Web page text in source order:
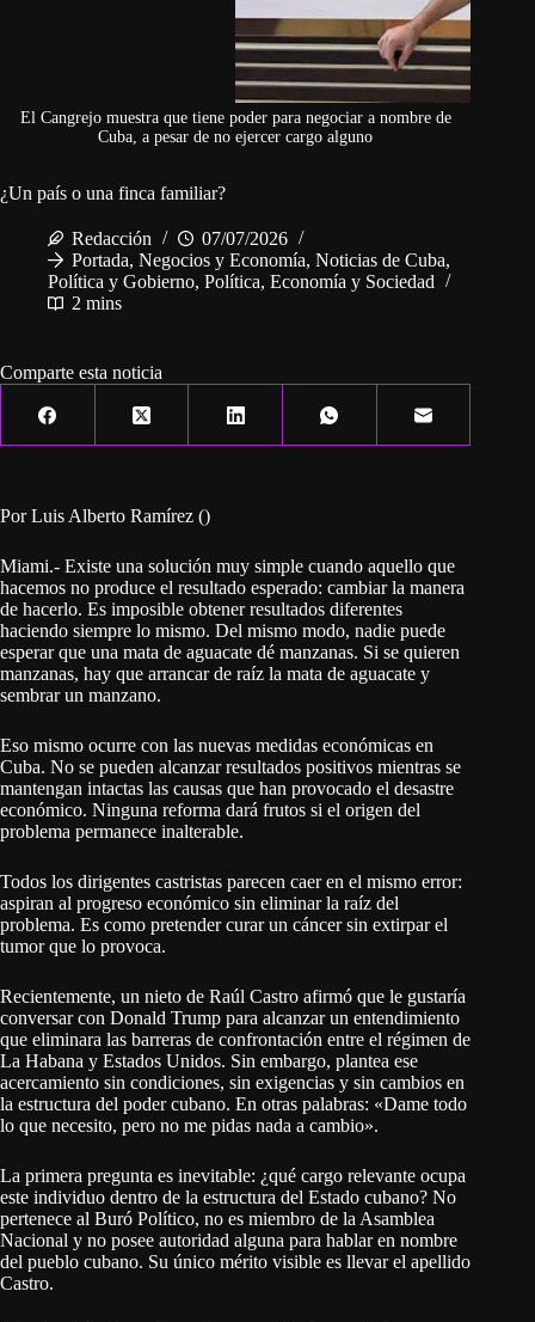
El Cangrejo muestra que tiene poder para negociar a nombre de
Cuba, a pesar de no ejercer cargo alguno
¿Un país o una finca familiar?
Redacción
07/07/2026
Portada, Negocios y Economía, Noticias de Cuba,
Política y Gobierno, Política, Economía y Sociedad
2 mins
Comparte esta noticia
Por Luis Alberto Ramírez ()
Miami.- Existe una solución muy simple cuando aquello que
hacemos no produce el resultado esperado: cambiar la manera
de hacerlo. Es imposible obtener resultados diferentes
haciendo siempre lo mismo. Del mismo modo, nadie puede
esperar que una mata de aguacate dé manzanas. Si se quieren
manzanas, hay que arrancar de raíz la mata de aguacate y
sembrar un manzano.
Eso mismo ocurre con las nuevas medidas económicas en
Cuba. No se pueden alcanzar resultados positivos mientras se
mantengan intactas las causas que han provocado el desastre
económico. Ninguna reforma dará frutos si el origen del
problema permanece inalterable.
Todos los dirigentes castristas parecen caer en el mismo error:
aspiran al progreso económico sin eliminar la raíz del
problema. Es como pretender curar un cáncer sin extirpar el
tumor que lo provoca.
Recientemente, un nieto de Raúl Castro afirmó que le gustaría
conversar con Donald Trump para alcanzar un entendimiento
que eliminara las barreras de confrontación entre el régimen de
La Habana y Estados Unidos. Sin embargo, plantea ese
acercamiento sin condiciones, sin exigencias y sin cambios en
la estructura del poder cubano. En otras palabras: «Dame todo
lo que necesito, pero no me pidas nada a cambio».
La primera pregunta es inevitable: ¿qué cargo relevante ocupa
este individuo dentro de la estructura del Estado cubano? No
pertenece al Buró Político, no es miembro de la Asamblea
Nacional y no posee autoridad alguna para hablar en nombre
del pueblo cubano. Su único mérito visible es llevar el apellido
Castro.